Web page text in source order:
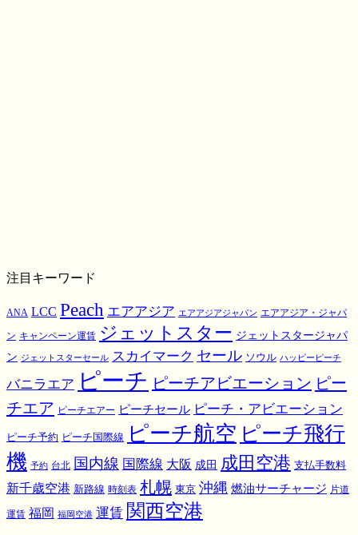
注目キーワード
ANA LCC Peach エアアジア エアアジアジャパン エアアジア・ジャパ
ン キャンペーン運賃 ジェットスター ジェットスタージャパ
ン ジェットスターセール スカイマーク セール ソウル ハッピーピーチ
バニラエア ピーチ ピーチアビエーション ピー
チエア ピーチエアー ピーチセール ピーチ・アビエーション
ピーチ予約 ピーチ国際線 ピーチ航空 ピーチ飛行
機 予約 台北 国内線 国際線 大阪 成田 成田空港 支払手数料
新千歳空港 新路線 時刻表 札幌 東京 沖縄 燃油サーチャージ 片道
運賃 福岡 福岡空港 運賃 関西空港